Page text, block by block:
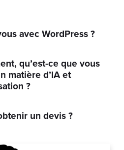
avec WordPress ?
qu’est-ce que vous
?
un devis ?